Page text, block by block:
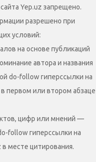
Yep.uz запрещено.
разрешено при
условий:
на основе публикаций
автора и названия
do-follow гиперссылки на
первом или втором абзаце
цифр или мнений —
follow гиперссылки на
в месте цитирования.